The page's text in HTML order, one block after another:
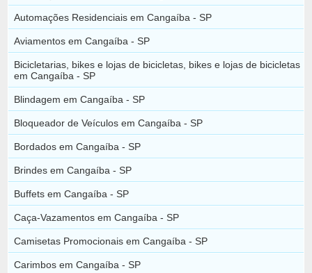
Automações Residenciais em Cangaíba - SP
Aviamentos em Cangaíba - SP
Bicicletarias, bikes e lojas de bicicletas, bikes e lojas de bicicletas
em Cangaíba - SP
Blindagem em Cangaíba - SP
Bloqueador de Veículos em Cangaíba - SP
Bordados em Cangaíba - SP
Brindes em Cangaíba - SP
Buffets em Cangaíba - SP
Caça-Vazamentos em Cangaíba - SP
Camisetas Promocionais em Cangaíba - SP
Carimbos em Cangaíba - SP